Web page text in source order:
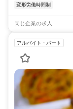
変形労働時間制
同じ企業の求人
アルバイト・パート